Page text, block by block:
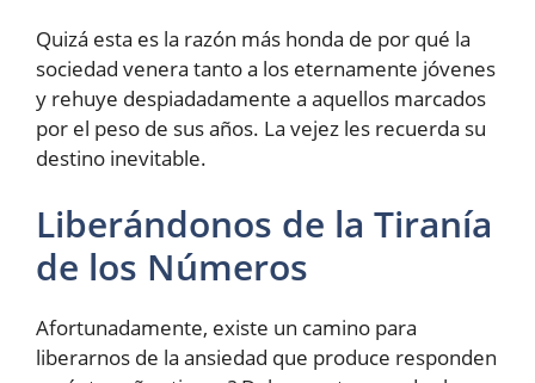
Quizá esta es la razón más honda de por qué la
sociedad venera tanto a los eternamente jóvenes
y rehuye despiadadamente a aquellos marcados
por el peso de sus años. La vejez les recuerda su
destino inevitable.
Liberándonos de la Tiranía
de los Números
Afortunadamente, existe un camino para
liberarnos de la ansiedad que produce responden